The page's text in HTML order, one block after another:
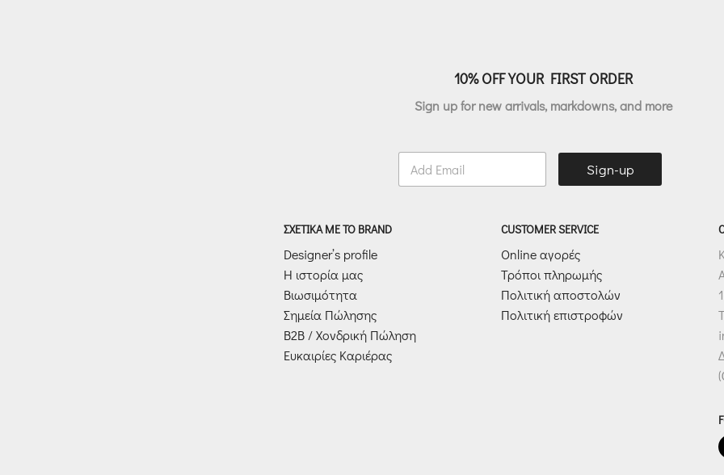
10% OFF YOUR FIRST ORDER
Sign up for new arrivals, markdowns, and more
E
a
Sign-up
ΣΧΕΤΙΚΑ ΜΕ ΤΟ BRAND
Designer’s profile
Η ιστορία μας
Βιωσιμότητα
Σημεία Πώλησης
Β2Β / Χονδρική Πώληση
Ευκαιρίες Καριέρας
CUSTOMER SERVICE
Online αγορές
Τρόποι πληρωμής
Πολιτική αποστολών
Πολιτική επιστροφών